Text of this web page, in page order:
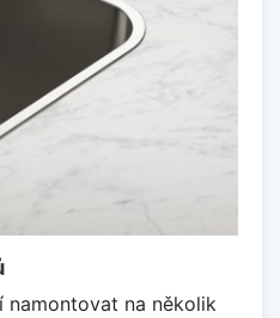
namontovat na několik